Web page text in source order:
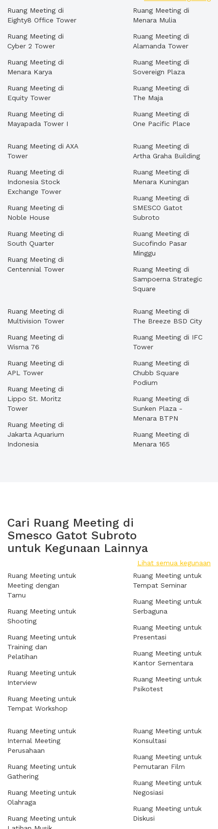
Ruang Meeting di
Eighty8 Office Tower
Ruang Meeting di
Cyber 2 Tower
Ruang Meeting di
Menara Karya
Ruang Meeting di
Equity Tower
Ruang Meeting di
Mayapada Tower I
Ruang Meeting di
Menara Mulia
Ruang Meeting di
Alamanda Tower
Ruang Meeting di
Sovereign Plaza
Ruang Meeting di
The Maja
Ruang Meeting di
One Pacific Place
Ruang Meeting di AXA
Tower
Ruang Meeting di
Indonesia Stock
Exchange Tower
Ruang Meeting di
Noble House
Ruang Meeting di
South Quarter
Ruang Meeting di
Centennial Tower
Ruang Meeting di
Artha Graha Building
Ruang Meeting di
Menara Kuningan
Ruang Meeting di
SMESCO Gatot
Subroto
Ruang Meeting di
Sucofindo Pasar
Minggu
Ruang Meeting di
Sampoerna Strategic
Square
Ruang Meeting di
Multivision Tower
Ruang Meeting di
Wisma 76
Ruang Meeting di
APL Tower
Ruang Meeting di
Lippo St. Moritz
Tower
Ruang Meeting di
Jakarta Aquarium
Indonesia
Ruang Meeting di
The Breeze BSD City
Ruang Meeting di IFC
Tower
Ruang Meeting di
Chubb Square
Podium
Ruang Meeting di
Sunken Plaza -
Menara BTPN
Ruang Meeting di
Menara 165
Cari Ruang Meeting di
Smesco Gatot Subroto
untuk Kegunaan Lainnya
Lihat semua kegunaan
Ruang Meeting untuk
Meeting dengan
Tamu
Ruang Meeting untuk
Shooting
Ruang Meeting untuk
Training dan
Pelatihan
Ruang Meeting untuk
Interview
Ruang Meeting untuk
Tempat Workshop
Ruang Meeting untuk
Tempat Seminar
Ruang Meeting untuk
Serbaguna
Ruang Meeting untuk
Presentasi
Ruang Meeting untuk
Kantor Sementara
Ruang Meeting untuk
Psikotest
Ruang Meeting untuk
Internal Meeting
Perusahaan
Ruang Meeting untuk
Gathering
Ruang Meeting untuk
Olahraga
Ruang Meeting untuk
Ruang Meeting untuk
Konsultasi
Ruang Meeting untuk
Pemutaran Film
Ruang Meeting untuk
Negosiasi
Ruang Meeting untuk
Diskusi